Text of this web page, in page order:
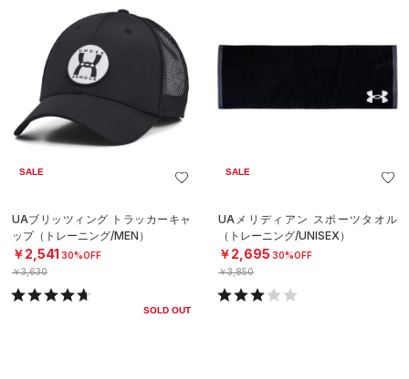
SALE
UAブリッツィング トラッカーキャ
ップ（トレーニング/MEN）
￥2,541 30%OFF
￥3,630
SOLD OUT
SALE
UAメリディアン スポーツタオル
（トレーニング/UNISEX）
￥2,695 30%OFF
￥3,850